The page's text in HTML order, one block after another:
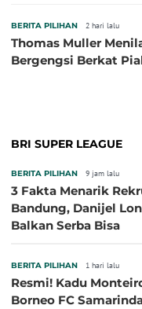
BERITA PILIHAN 2 hari lalu
Thomas Muller
Bergengsi Berkat
BRI SUPER LEAGUE
BERITA PILIHAN 9 jam lalu
3 Fakta Menarik
Bandung, Danijel
Balkan Serba Bisa
BERITA PILIHAN 1 hari lalu
Resmi! Kadu
Borneo FC